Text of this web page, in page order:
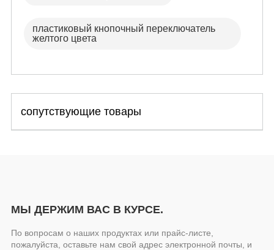
пластиковый кнопочный переключатель
желтого цвета
сопутствующие товары
МЫ ДЕРЖИМ ВАС В КУРСЕ.
По вопросам о наших продуктах или прайс-листе,
пожалуйста, оставьте нам свой адрес электронной почты, и